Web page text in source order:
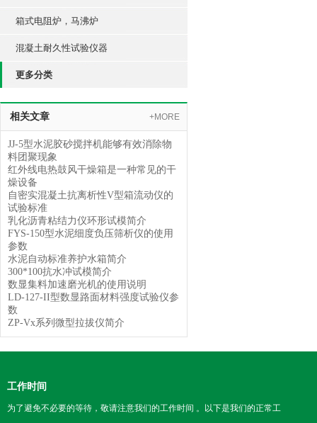
箱式电阻炉，马沸炉
混凝土耐久性试验仪器
更多分类
相关文章 +MORE
JJ-5型水泥胶砂搅拌机能够有效消除物
料团聚现象
红外线电热鼓风干燥箱是一种常见的干
燥设备
自密实混凝土抗离析性V型箱流动仪的
试验标准
乳化沥青粘结力仪环形试模简介
FYS-150型水泥细度负压筛析仪的使用
参数
水泥自动标准养护水箱简介
300*100抗水冲试模简介
数显集料加速磨光机的使用说明
LD-127-II型数显路面材料强度试验仪参
数
ZP-Vx系列微型拉拔仪简介
工作时间
为了避免不必要的等待，敬请注意我们的工作时间 。以下是我们的正常工